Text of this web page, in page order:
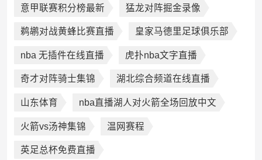
意甲联赛积分榜最新 猛龙对阵掘金录像
鹈鹕对战黄蜂比赛直播 皇家马德里足球俱乐部
nba 无插件在线直播 虎扑nba文字直播
奇才对阵骑士集锦 湖北综合频道在线直播
山东体育 nba直播湖人对火箭全场回放中文
火箭vs汤神集锦 温网赛程
英足总杯免费直播